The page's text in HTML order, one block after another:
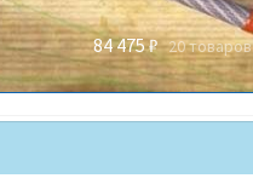
84 475 ₽ 20 товаров